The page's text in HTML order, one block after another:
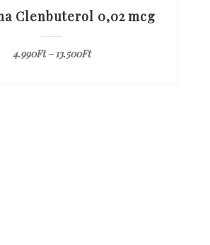
Clenbuterol 0,02 mcg
4.990Ft–13.500Ft